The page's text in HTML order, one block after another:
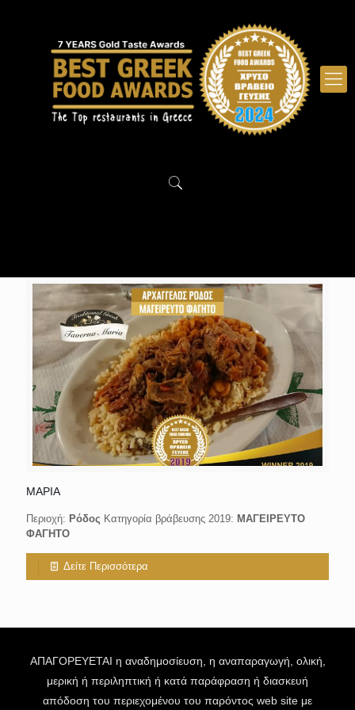
ΜΑΡΙΑ
Περιοχή: Ρόδος Κατηγορία βράβευσης 2019: ΜΑΓΕΙΡΕΥΤΟ
ΦΑΓΗΤΟ
Δείτε Περισσότερα
ΑΠΑΓΟΡΕΥΕΤΑΙ η αναδημοσίευση, η αναπαραγωγή, ολική,
μερική ή περιληπτική ή κατά παράφραση ή διασκευή
απόδοση του περιεχομένου του παρόντος web site με